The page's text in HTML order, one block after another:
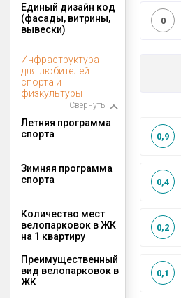
Единый дизайн код
(фасады, витрины,
вывески)
0
Инфраструктура
для любителей
спорта и
физкультуры
Свернуть
Летняя программа
спорта
0,9
Зимняя программа
спорта
0,4
Количество мест
велопарковок в ЖК
на 1 квартиру
0,2
Преимущественный
вид велопарковок в
ЖК
0,1